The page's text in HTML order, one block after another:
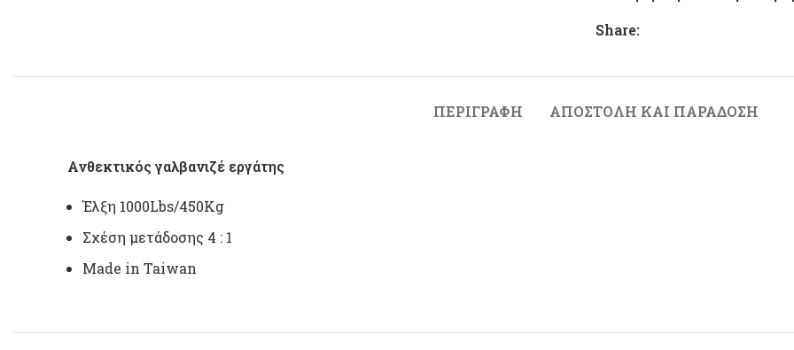
Share:
ΠΕΡΙΓΡΑΦΉ ΑΠΟΣΤΟΛΉ ΚΑΙ ΠΑΡΆΔΟΣΗ
Ανθεκτικός γαλβανιζέ εργάτης
Έλξη 1000Lbs/450Kg
Σχέση μετάδοσης 4 : 1
Made in Taiwan